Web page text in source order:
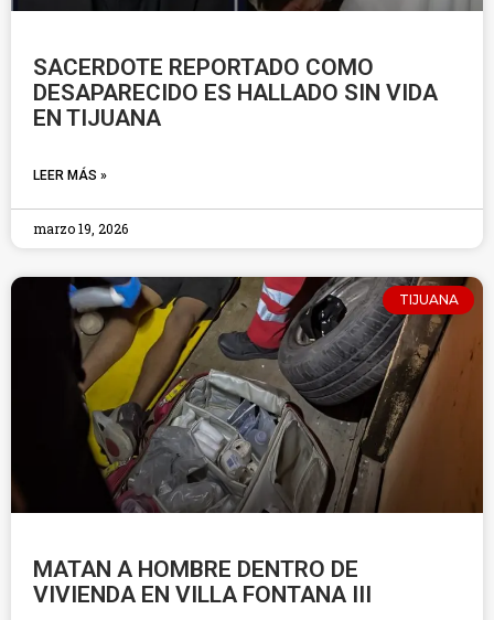
SACERDOTE REPORTADO COMO
DESAPARECIDO ES HALLADO SIN VIDA
EN TIJUANA
LEER MÁS »
marzo 19, 2026
TIJUANA
MATAN A HOMBRE DENTRO DE
VIVIENDA EN VILLA FONTANA III